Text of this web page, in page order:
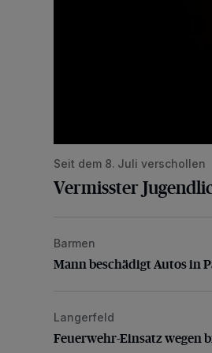
Seit dem 8. Juli verschollen
Vermisster
Mann beschädigt Autos in
Barmen
Mann beschädigt Autos in
Feuerwehr-Einsatz wegen
Langerfeld
Feuerwehr-Einsatz wegen